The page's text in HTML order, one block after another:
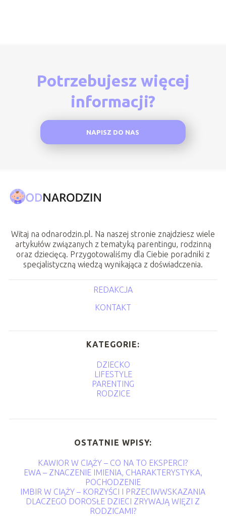
Potrzebujesz więcej
informacji?
NAPISZ DO NAS
Witaj na odnarodzin.pl. Na naszej stronie znajdziesz wiele
artykułów związanych z tematyką parentingu, rodzinną
oraz dziecięcą. Przygotowaliśmy dla Ciebie poradniki z
specjalistyczną wiedzą wynikająca z doświadczenia.
REDAKCJA
KONTAKT
KATEGORIE:
DZIECKO
LIFESTYLE
PARENTING
RODZICE
OSTATNIE WPISY:
KAWIOR W CIĄŻY – CO NA TO EKSPERCI?
EWA – ZNACZENIE IMIENIA, CHARAKTERYSTYKA,
POCHODZENIE
IMBIR W CIĄŻY – KORZYŚCI I PRZECIWWSKAZANIA
DLACZEGO DOROSŁE DZIECI ZRYWAJĄ WIĘZI Z
RODZICAMI?